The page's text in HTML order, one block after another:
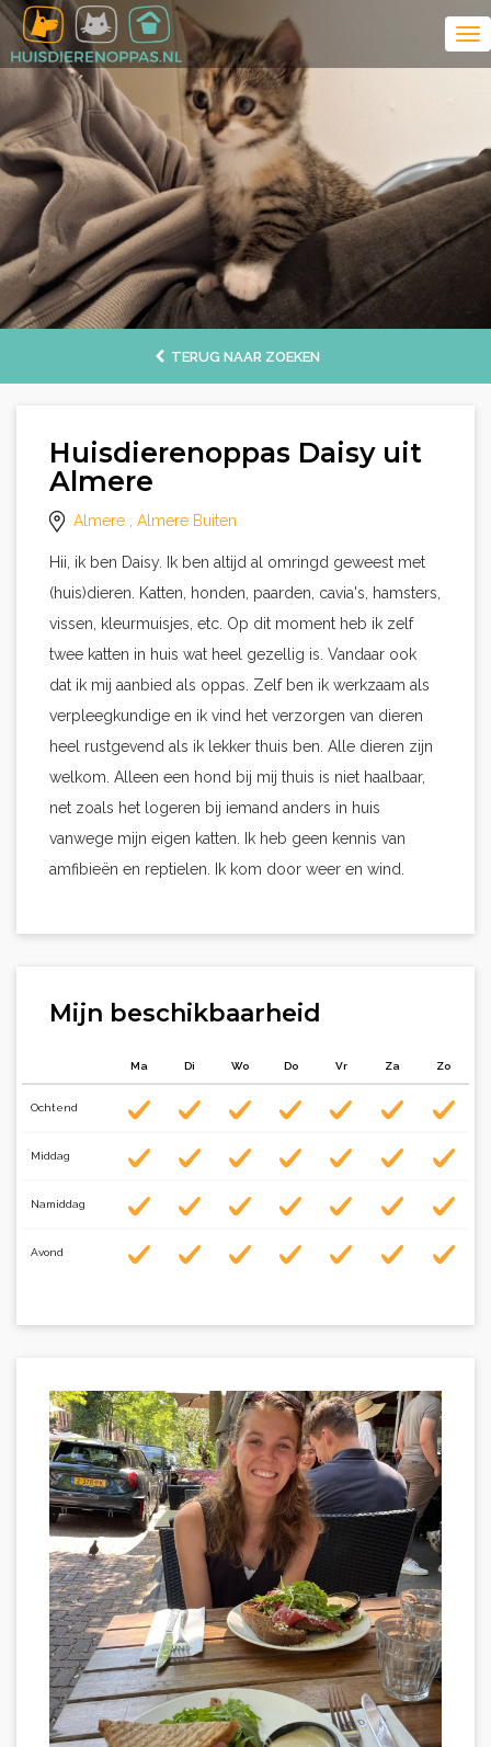
TERUG NAAR ZOEKEN
Huisdierenoppas Daisy uit
Almere
Almere , Almere Buiten
Hii, ik ben Daisy. Ik ben altijd al omringd geweest met
(huis)dieren. Katten, honden, paarden, cavia's, hamsters,
vissen, kleurmuisjes, etc. Op dit moment heb ik zelf
twee katten in huis wat heel gezellig is. Vandaar ook
dat ik mij aanbied als oppas. Zelf ben ik werkzaam als
verpleegkundige en ik vind het verzorgen van dieren
heel rustgevend als ik lekker thuis ben. Alle dieren zijn
welkom. Alleen een hond bij mij thuis is niet haalbaar,
net zoals het logeren bij iemand anders in huis
vanwege mijn eigen katten. Ik heb geen kennis van
amfibieën en reptielen. Ik kom door weer en wind.
Mijn beschikbaarheid
Ma Di Wo Do Vr Za Zo
Ochtend
Middag
Namiddag
Avond